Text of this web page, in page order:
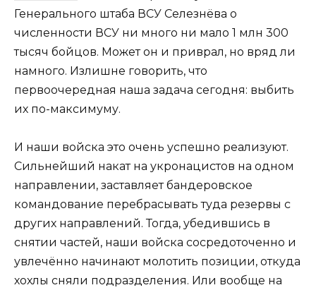
Генерального штаба ВСУ Селезнёва о
численности ВСУ ни много ни мало 1 млн 300
тысяч бойцов. Может он и приврал, но вряд ли
намного. Излишне говорить, что
первоочередная наша задача сегодня: выбить
их по-максимуму.
И наши войска это очень успешно реализуют.
Сильнейший накат на укронацистов на одном
направлении, заставляет бандеровское
командование перебрасывать туда резервы с
других направлений. Тогда, убедившись в
снятии частей, наши войска сосредоточенно и
увлечённо начинают молотить позиции, откуда
хохлы сняли подразделения. Или вообще на